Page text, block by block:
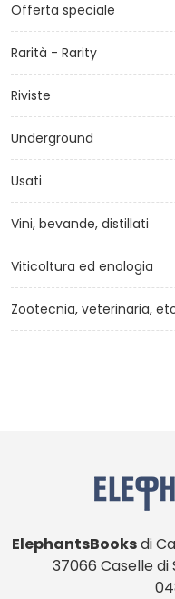
Offerta speciale
Rarità - Rarity
Riviste
Underground
Usati
Vini, bevande, distillati
Viticoltura ed enologia
Zootecnia, veterinaria,
ElephantsBooksdi
37066 Caselle